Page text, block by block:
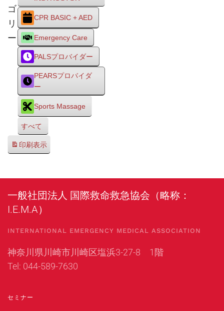
ゴ
リ
ー
CPR BASIC + AED
Emergency Care
PALSプロバイダー
PEARSプロバイダ
ー
Sports Massage
すべて
印刷表示
一般社団法人 国際救命救急協会（略称：
I.E.M.A）
INTERNATIONAL EMERGENCY MEDICAL ASSOCIATION
神奈川県川崎市川崎区塩浜3-27-8 1階
Tel: 044-589-7630
セミナー